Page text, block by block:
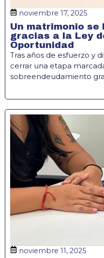
noviembre 17, 2025
Un matrimonio se
gracias a la Ley
Oportunidad
Tras años de esfuerzo y
cerrar una etapa
sobreendeudamiento
noviembre 11, 2025